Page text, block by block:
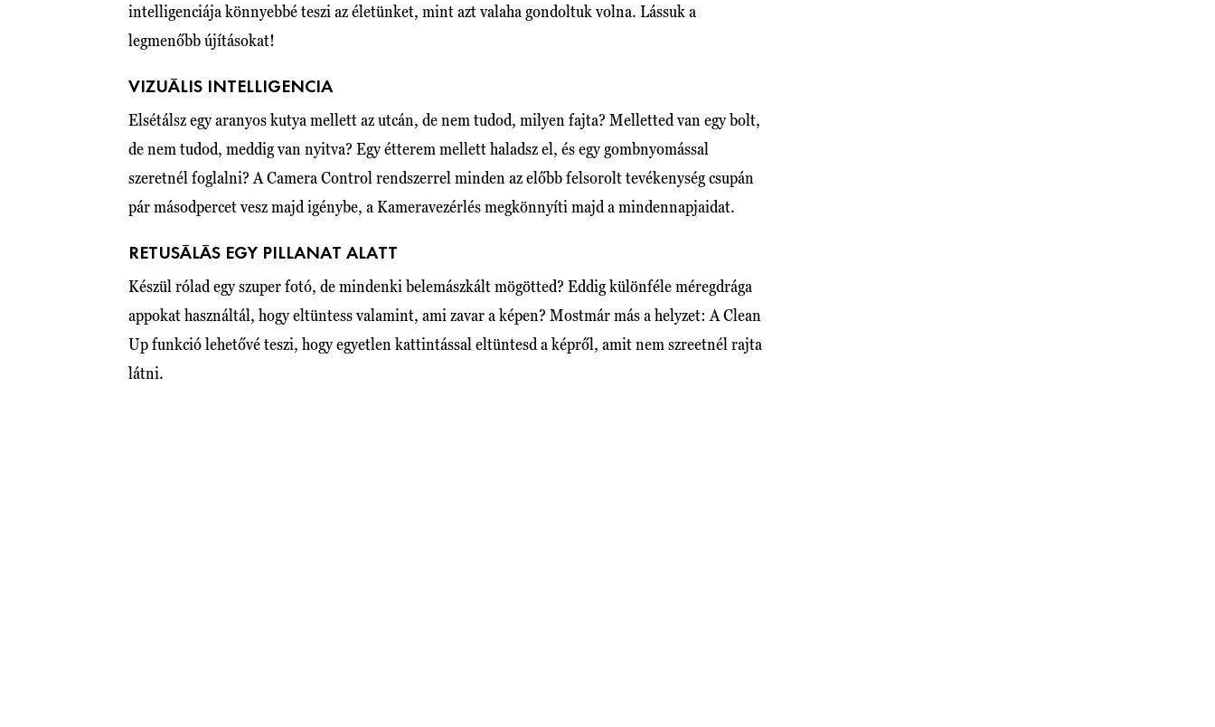
intelligenciája könnyebbé teszi az életünket, mint azt valaha gondoltuk volna. Lássuk a
legmenőbb újításokat!
VIZUÁLIS INTELLIGENCIA
Elsétálsz egy aranyos kutya mellett az utcán, de nem tudod, milyen fajta? Melletted van egy bolt,
de nem tudod, meddig van nyitva? Egy étterem mellett haladsz el, és egy gombnyomással
szeretnél foglalni? A Camera Control rendszerrel minden az előbb felsorolt tevékenység csupán
pár másodpercet vesz majd igénybe, a Kameravezérlés megkönnyíti majd a mindennapjaidat.
RETUSÁLÁS EGY PILLANAT ALATT
Készül rólad egy szuper fotó, de mindenki belemászkált mögötted? Eddig különféle méregdrága
appokat használtál, hogy eltüntess valamint, ami zavar a képen? Mostmár más a helyzet: A Clean
Up funkció lehetővé teszi, hogy egyetlen kattintással eltüntesd a képről, amit nem szreetnél rajta
látni.